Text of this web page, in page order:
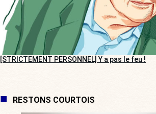
[STRICTEMENT PERSONNEL] Y a pas le feu !
RESTONS COURTOIS